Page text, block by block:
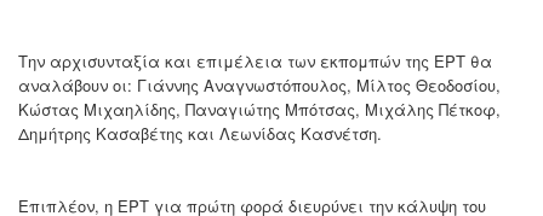
Την αρχισυνταξία και επιμέλεια των εκπομπών της ΕΡΤ θα
αναλάβουν οι: Γιάννης Αναγνωστόπουλος, Μίλτος Θεοδοσίου,
Κώστας Μιχαηλίδης, Παναγιώτης Μπότσας, Μιχάλης Πέτκοφ,
Δημήτρης Κασαβέτης και Λεωνίδας Κασνέτση.
Επιπλέον, η ΕΡΤ για πρώτη φορά διευρύνει την κάλυψη του